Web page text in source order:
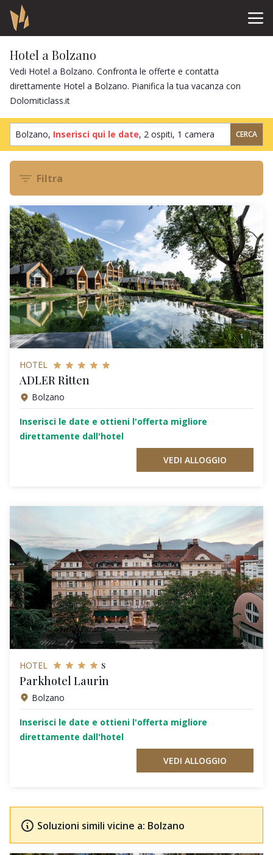
Hotel a Bolzano
Vedi Hotel a Bolzano. Confronta le offerte e contatta
direttamente Hotel a Bolzano. Pianifica la tua vacanza con
Dolomiticlass.it
Bolzano, Inserisci qui le date, 2 ospiti, 1 camera CERCA
Filtra
HOTEL
ADLER Ritten
Bolzano
Inserisci le date e ottieni l'offerta migliore
direttamente dall'hotel
VEDI ALLOGGIO
HOTEL s
Parkhotel Laurin
Bolzano
Inserisci le date e ottieni l'offerta migliore
direttamente dall'hotel
VEDI ALLOGGIO
Soluzioni simili vicine a: Bolzano